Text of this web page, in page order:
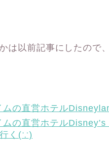
は以前記事にしたので
ムの直営ホテル
ムの直営ホテル
く(∵)